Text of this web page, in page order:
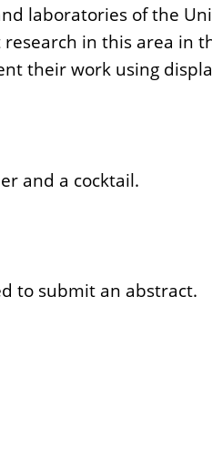
laboratories of the
in this area in
their work using
and a cocktail.
to submit an abstract.